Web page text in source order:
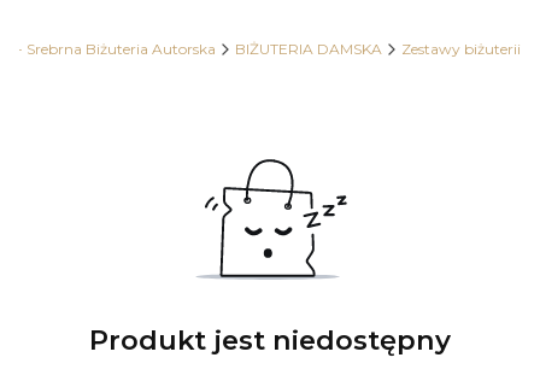
- Srebrna Biżuteria Autorska BIŻUTERIA DAMSKA Zestawy biżuterii
Produkt jest niedostępny